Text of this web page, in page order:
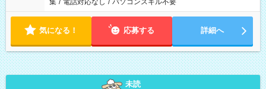
集 / 電話対応なし / パソコンスキル不要
気になる！ 応募する 詳細へ
未読